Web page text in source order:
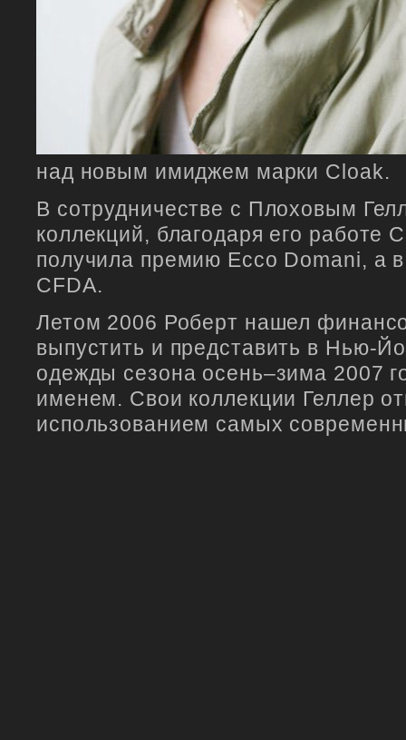
над новым имиджем марки Сloak.
В сотрудничестве с Плоховым
коллекций, благодаря его работе
получила премию Ecco Domani, а
CFDA.
Летом 2006 Роберт нашел
выпустить и представить в Нью-
одежды сезона осень–зима 2007
именем. Свои коллекции Геллер
использованием самых